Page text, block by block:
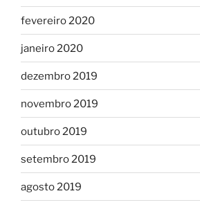
fevereiro 2020
janeiro 2020
dezembro 2019
novembro 2019
outubro 2019
setembro 2019
agosto 2019